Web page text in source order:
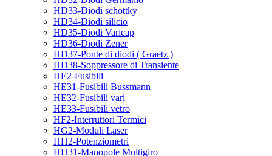
HD33-Diodi schottky
HD34-Diodi silicio
HD35-Diodi Varicap
HD36-Diodi Zener
HD37-Ponte di diodi ( Graetz )
HD38-Soppressore di Transiente
HE2-Fusibili
HE31-Fusibili Bussmann
HE32-Fusibili vari
HE33-Fusibili vetro
HF2-Interruttori Termici
HG2-Moduli Laser
HH2-Potenziometri
HH31-Manopole Multigiro